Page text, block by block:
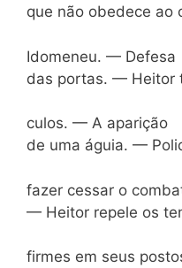
que não obedece ao
Idomeneu. — Defesa
das portas. — Heitor
culos. — A aparição
de uma águia. —
fazer cessar o
— Heitor repele os
firmes em seus